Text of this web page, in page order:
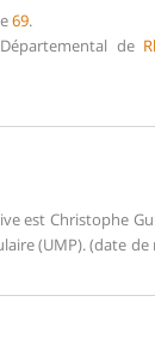
69.
de
est Christophe
(UMP). (date de